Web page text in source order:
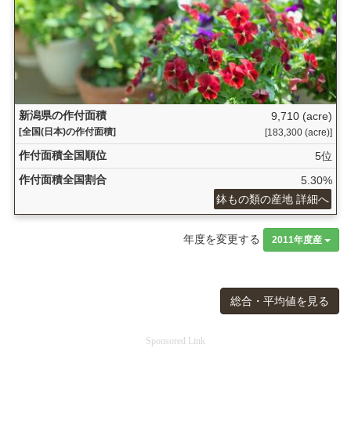
新潟県の作付面積
[全国(日本)の作付面積]
9,710 (acre)
[183,300 (acre)]
作付面積全国順位
5位
作付面積全国割合
5.30%
鉢もの類の産地 詳細へ
年度を変更する 2011年度産
総合・平均値を見る
Sponsored Link